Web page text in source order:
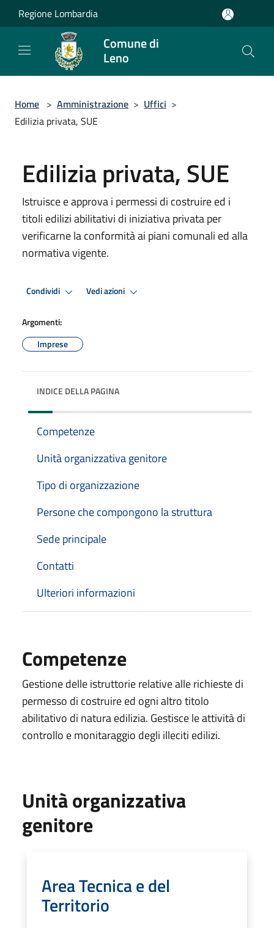
Salta al contenuto principale
Regione Lombardia
Comune di
Leno
Home > Amministrazione > Uffici >
Edilizia privata, SUE
Edilizia privata, SUE
Istruisce e approva i permessi di costruire ed i
titoli edilizi abilitativi di iniziativa privata per
verificarne la conformità ai piani comunali ed alla
normativa vigente.
Condividi Vedi azioni
Argomenti:
Imprese
INDICE DELLA PAGINA
Competenze
Unità organizzativa genitore
Tipo di organizzazione
Persone che compongono la struttura
Sede principale
Contatti
Ulteriori informazioni
Competenze
Gestione delle istruttorie relative alle richieste di
permesso di costruire ed ogni altro titolo
abilitativo di natura edilizia. Gestisce le attività di
controllo e monitaraggio degli illeciti edilizi.
Unità organizzativa
genitore
Area Tecnica e del
Territorio